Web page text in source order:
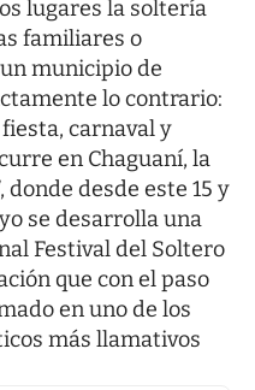
lugares la soltería
familiares o
municipio de
lo contrario:
carnaval y
en Chaguaní, la
donde desde este 15 y
se desarrolla una
Festival del Soltero
que con el paso
en uno de los
más llamativos